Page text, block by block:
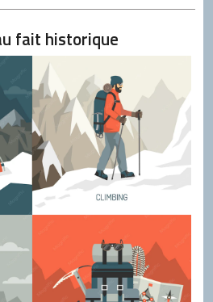
fait historique